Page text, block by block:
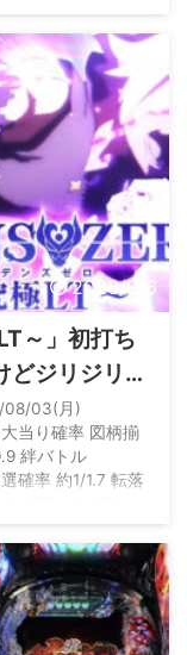
2026/8/6
～」初打ち
どジリジリ
08/03(月)
当り確率 図柄揃
絆バトル
確率 約1/1.7 転落
1＆5＆ ...